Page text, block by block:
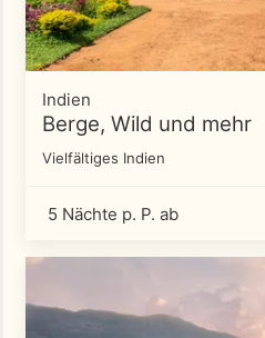
Indien
Berge, Wild und mehr
Vielfältiges Indien
5 Nächte p. P. ab